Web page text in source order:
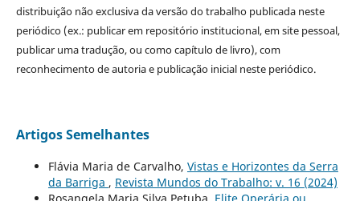
distribuição não exclusiva da versão do trabalho publicada neste
periódico (ex.: publicar em repositório institucional, em site pessoal,
publicar uma tradução, ou como capítulo de livro), com
reconhecimento de autoria e publicação inicial neste periódico.
Artigos Semelhantes
Flávia Maria de Carvalho, Vistas e Horizontes da Serra
da Barriga , Revista Mundos do Trabalho: v. 16 (2024)